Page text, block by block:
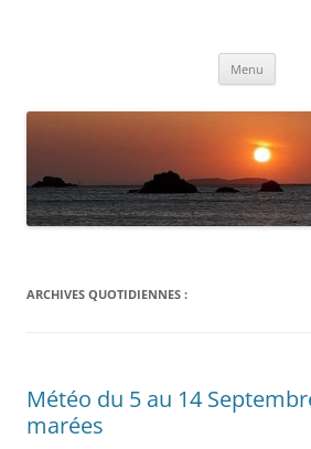
Menu
ARCHIVES QUOTIDIENNES :
Météo du 5 au 14
marées